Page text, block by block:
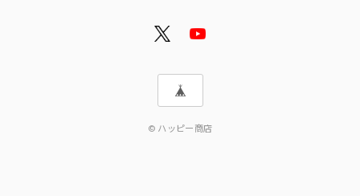
© ハッピー商店